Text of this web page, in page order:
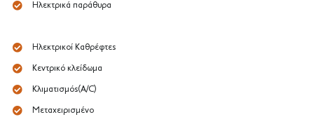
Ηλεκτρικά παράθυρα
Ηλεκτρικοί Καθρέφτες
Κεντρικό κλείδωμα
Κλιματισμός(A/C)
Μεταχειρισμένο